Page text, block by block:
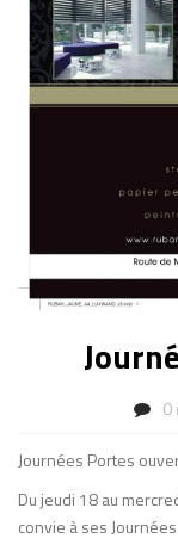
0
Journées Portes
Du jeudi 18 au
convie à ses